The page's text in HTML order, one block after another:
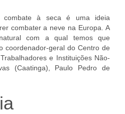
combate à seca é uma ideia
combater a neve na Europa. A
com a qual temos que
coordenador-geral do Centro de
e Instituições Não-
(Caatinga), Paulo Pedro de